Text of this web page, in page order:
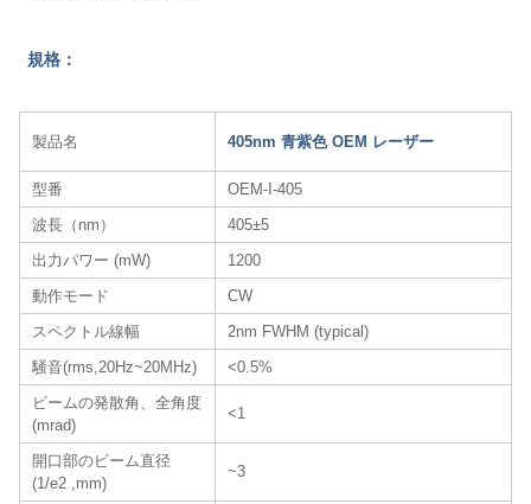
規格：
製品名 405nm 青紫色 OEM レーザー
型番
OEM-I-405
波長（nm）
405±5
出力パワー (mW)
1200
動作モード
CW
スペクトル線幅
2nm FWHM (typical)
騒音(rms,20Hz~20MHz)
<0.5%
ビームの発散角、全角度
(mrad)
<1
開口部のビーム直径
(1/e2 ,mm)
~3